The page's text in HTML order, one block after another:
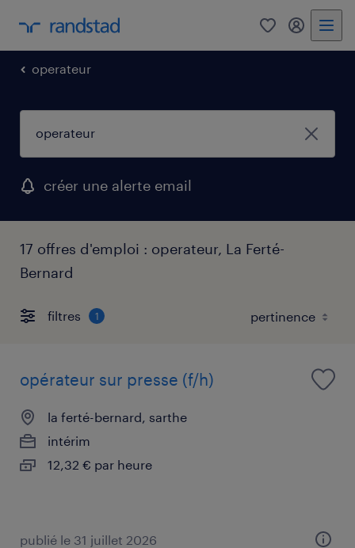
0 mon
operateur
créer une alerte email
17 offres d'emploi : operateur, La Ferté-
Bernard
filtres 1
opérateur sur presse (f/h)
la ferté-bernard, sarthe
intérim
12,32 € par heure
publié le 31 juillet 2026